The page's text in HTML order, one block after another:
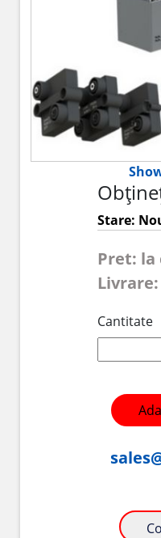
Stare:
Pret: la
Cantitate